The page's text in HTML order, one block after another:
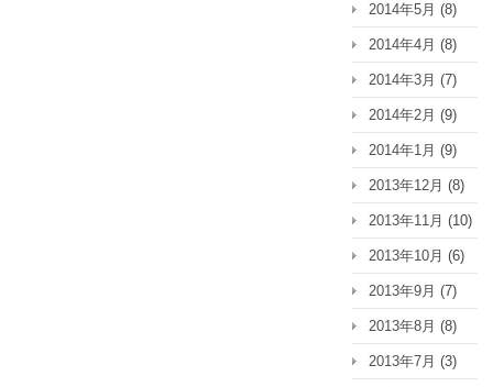
2014年5月 (8)
2014年4月 (8)
2014年3月 (7)
2014年2月 (9)
2014年1月 (9)
2013年12月 (8)
2013年11月 (10)
2013年10月 (6)
2013年9月 (7)
2013年8月 (8)
2013年7月 (3)